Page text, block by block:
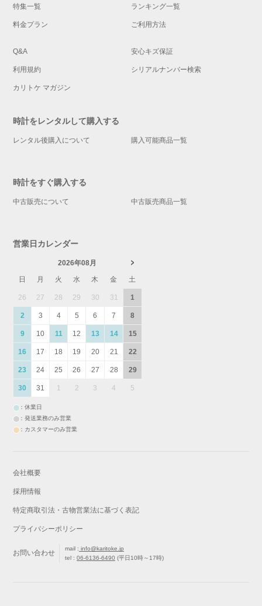
特集一覧 ランキング一覧
料金プラン ご利用方法
Q&A 安心キズ保証
利用規約 シリアルナンバー検索
カリトケ マガジン
時計をレンタルして購入する
レンタル後購入について 購入可能商品一覧
時計をすぐ購入する
中古販売について 中古販売商品一覧
営業日カレンダー
2026年08月
日
月 火 水 木 金 土
26 27 28 29 30 31 1
2 3 4 5 6 7 8
9 10 11 12 13 14 15
16 17 18 19 20 21 22
23 24 25 26 27 28 29
30 31 1 2 3 4 5
：休業日
：発送業務のみ営業
：カスタマーのみ営業
会社概要
採用情報
特定商取引法・古物営業法に基づく表記
プライバシーポリシー
お問い合わせ
mail : info@karitoke.jp
tel :06-6136-6490 (平日10時～17時)